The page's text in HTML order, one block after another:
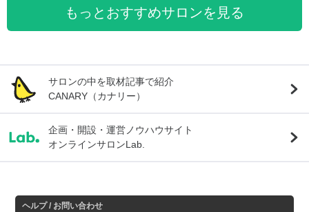
もっとおすすめサロンを見る
サロンの中を取材記事で紹介
CANARY（カナリー）
企画・開設・運営ノウハウサイト
オンラインサロンLab.
ヘルプ / お問い合わせ